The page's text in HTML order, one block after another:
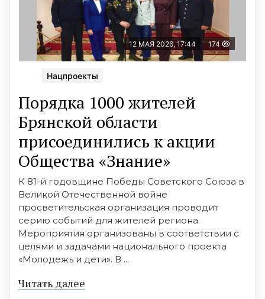
12 МАЯ 2026, 17:44 174
Нацпроекты
Порядка 1000 жителей
Брянской области
присоединились к акции
Общества «Знание»
К 81-й годовщине Победы Советского Союза в
Великой Отечественной войне
просветительская организация проводит
серию событий для жителей региона.
Мероприятия организованы в соответствии с
целями и задачами национального проекта
«Молодежь и дети». В ...
Читать далее